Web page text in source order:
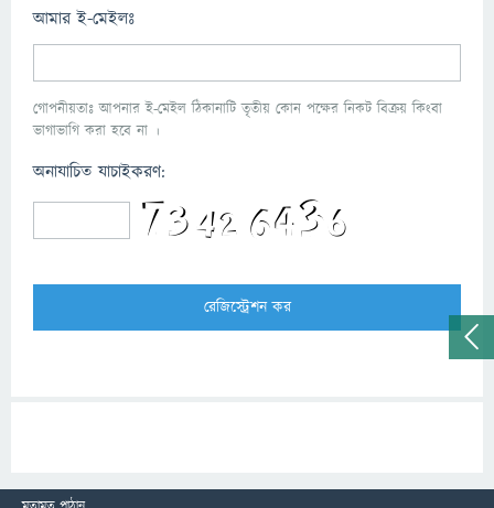
আমার ই-মেইলঃ
গোপনীয়তাঃ আপনার ই-মেইল ঠিকানাটি তৃতীয় কোন পক্ষের নিকট বিক্রয় কিংবা
ভাগাভাগি করা হবে না ।
অনাযাচিত যাচাইকরণ: